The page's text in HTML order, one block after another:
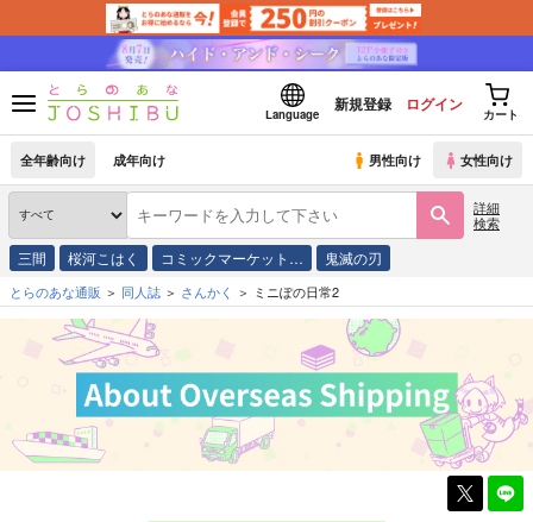
Language
新規登録 ログイン
カート
全年齢向け 成年向け 男性向け 女性向け
詳細
検索
三間 桜河こはく コミックマーケット… 鬼滅の刃
とらのあな通販 同人誌 さんかく ミニぽの日常2